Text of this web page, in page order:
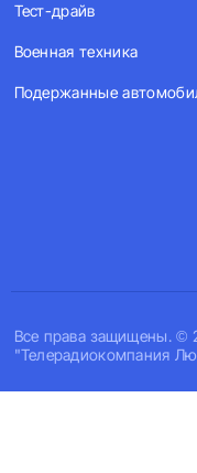
Все права защищены. ©
"Телерадиокомпания
Тест-драйв
Военная техника
Подержанные